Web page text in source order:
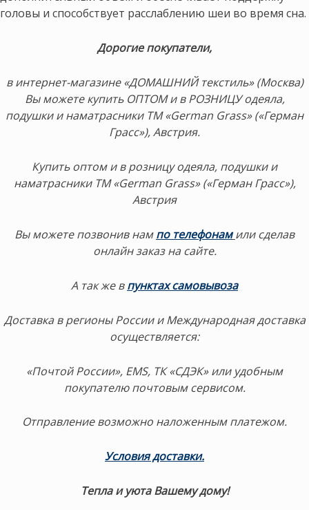
головы и способствует расслаблению шеи во время сна.
Дорогие покупатели,
в интернет-магазине «ДОМАШНИЙ текстиль» (Москва)
Вы можете купить ОПТОМ и в РОЗНИЦУ одеяла,
подушки и наматрасники ТМ «German Grass» («Герман
Грасс»), Австрия.
Купить оптом и в розницу одеяла, подушки и
наматрасники ТМ «German Grass» («Герман Грасс»),
Австрия
Вы можете позвонив нампо телефонам или сделав
онлайн заказ на сайте.
А так же в пунктах самовывоза
Доставка в регионы России и Международная доставка
осуществляется:
«Почтой России», EMS, ТК «СДЭК» или удобным
покупателю почтовым сервисом.
Отправление возможно наложенным платежом.
Условия доставки.
Тепла и уюта Вашему дому!